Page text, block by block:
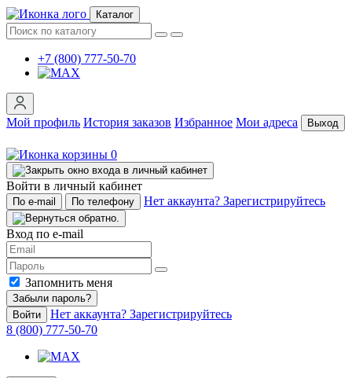
Каталог
+7 (800) 777-50-70
Мой профиль История заказов Избранное Мои адреса Выход
0
Войти в личный кабинет
По e-mail По телефону Нет аккаунта? Зарегистрируйтесь
Вход по e-mail
Запомнить меня
Забыли пароль?
Войти
Нет аккаунта? Зарегистрируйтесь
8 (800) 777-50-70